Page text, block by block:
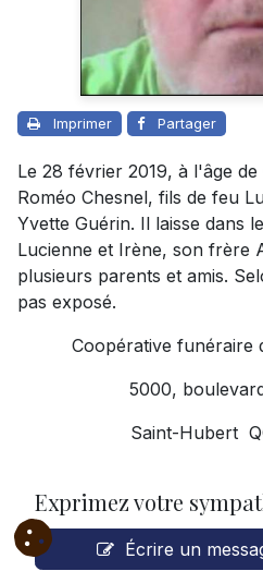
Imprimer Partager
Le 28 février 2019, à l'âge
Roméo Chesnel, fils de feu
Yvette Guérin. Il laisse dans
Lucienne et Irène, son frère
plusieurs parents et amis.
pas exposé.
Coopérative funéraire
5000,
Saint-Hubert
Exprimez votre
Écrire un